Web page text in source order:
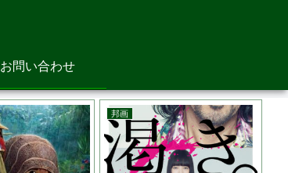
お問い合わせ
邦画 アニメ映画